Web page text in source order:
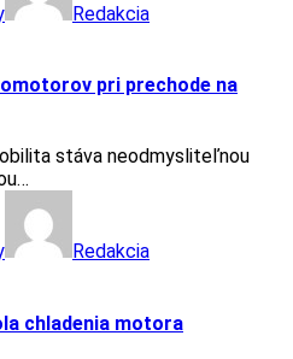
Redakcia
pri prechode na
stáva neodmysliteľnou
Redakcia
chladenia motora